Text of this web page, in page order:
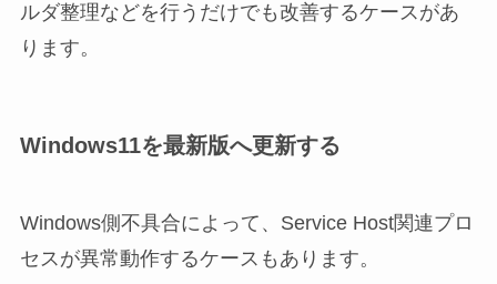
ルダ整理などを行うだけでも改善するケースがあ
ります。
Windows11を最新版へ更新する
Windows側不具合によって、Service Host関連プロ
セスが異常動作するケースもあります。